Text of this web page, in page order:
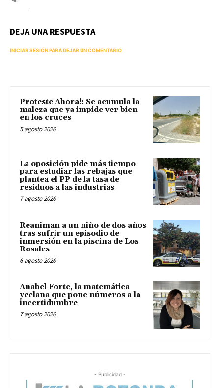
.
DEJA UNA RESPUESTA
INICIAR SESIÓN PARA DEJAR UN COMENTARIO
Proteste Ahora!: Se acumula la
maleza que ya impide ver bien
en los cruces
5 agosto 2026
La oposición pide más tiempo
para estudiar las rebajas que
plantea el PP de la tasa de
residuos a las industrias
7 agosto 2026
Reaniman a un niño de dos años
tras sufrir un episodio de
inmersión en la piscina de Los
Rosales
6 agosto 2026
Anabel Forte, la matemática
yeclana que pone números a la
incertidumbre
7 agosto 2026
- Publicidad -